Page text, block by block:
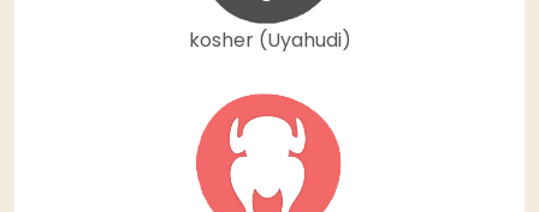
kosher (Uyahudi)